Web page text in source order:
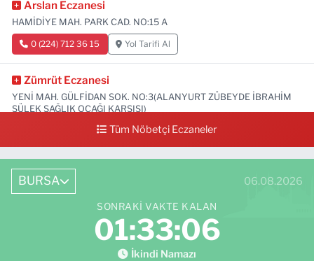
Arslan Eczanesi
HAMİDİYE MAH. PARK CAD. NO:15 A
0 (224) 712 36 15 Yol Tarifi Al
Zümrüt Eczanesi
YENİ MAH. GÜLFİDAN SOK. NO:3(ALANYURT ZÜBEYDE İBRAHİM
SÜLEK SAĞLIK OCAĞI KARŞISI)
0 (531) 239 44 04 Yol Tarifi Al
Tüm Nöbetçi Eczaneler
BURSA 06.08.2026
SONRAKI VAKTE KALAN
01:33:05
İkindi Namazı